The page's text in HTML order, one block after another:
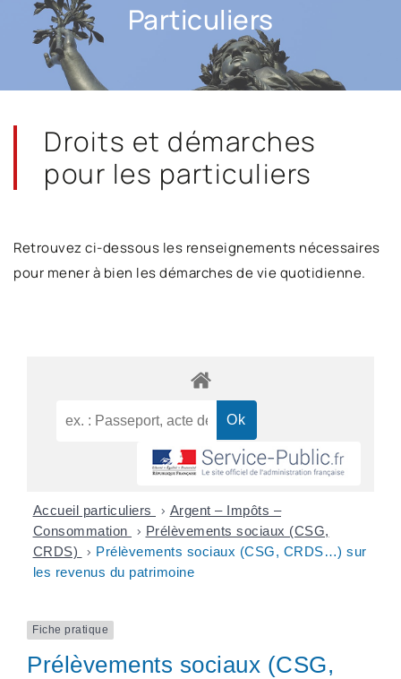
Particuliers
Droits et démarches
pour les particuliers
Retrouvez ci-dessous les renseignements nécessaires
pour mener à bien les démarches de vie quotidienne.
Accueil particuliers > Argent – Impôts –
Consommation
> Prélèvements sociaux (CSG,
CRDS)
> Prélèvements sociaux (CSG, CRDS…) sur
les revenus du patrimoine
Fiche pratique
Prélèvements sociaux (CSG,